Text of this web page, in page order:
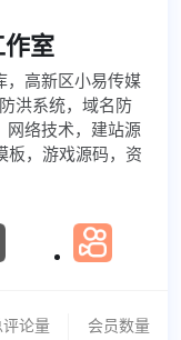
室
，高新区小易传媒
洪系统，域名防
网络技术，建站源
板，游戏源码，资
评论量
会员数量